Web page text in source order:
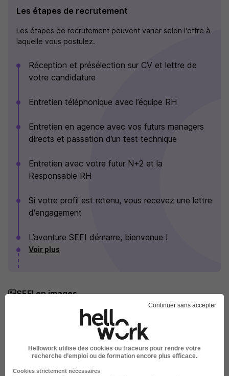
Les étapes de recrutement
Les étapes de recrutement peuvent varier selon l'offre à
laquelle vous postulez.
Réception et présélection sur CV et lettre de
votre candidature
Entretien téléphonique avec l’équipe RH
Entretien en agence avec vos futurs managers
directs et passation d’un test technique
Entretien avec votre futur N+2 et la
Responsable RH
Si votre profil est retenu, vous recevez une lettre
d'engagement
L’aventure SEFI démarre, bienvenue !
Voir plus
SEFI en images
Continuer sans accepter
Hellowork utilise des cookies ou traceurs pour rendre votre
recherche d’emploi ou de formation encore plus efficace.
Cookies strictement nécessaires